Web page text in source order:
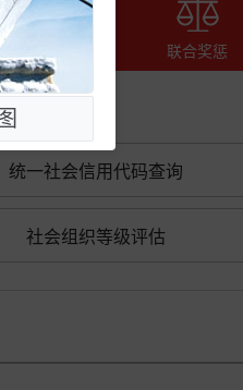
联合奖惩
统一社会信用代码查询
社会组织等级评估